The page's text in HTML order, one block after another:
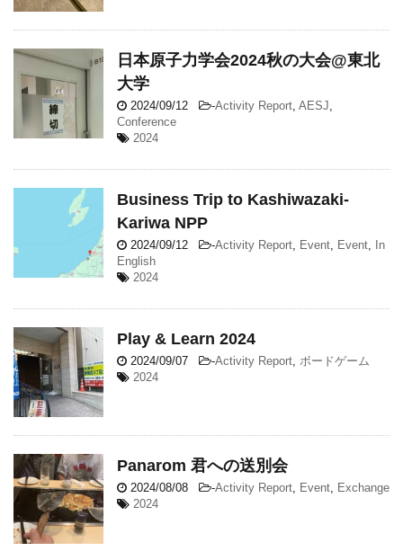
日本原子力学会2024秋の大会@東北
大学
2024/09/12 -Activity Report, AESJ,
Conference
2024
Business Trip to Kashiwazaki-
Kariwa NPP
2024/09/12 -Activity Report, Event, Event,
In
English
2024
Play & Learn 2024
2024/09/07 -Activity Report, ボードゲーム
2024
Panarom 君への送別会
2024/08/08 -Activity Report, Event, Exchange
2024